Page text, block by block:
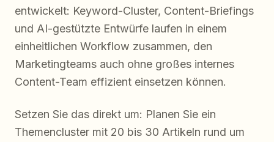
entwickelt: Keyword-Cluster, Content-Briefings
und AI-gestützte Entwürfe laufen in einem
einheitlichen Workflow zusammen, den
Marketingteams auch ohne großes internes
Content-Team effizient einsetzen können.
Setzen Sie das direkt um: Planen Sie ein
Themencluster mit 20 bis 30 Artikeln rund um